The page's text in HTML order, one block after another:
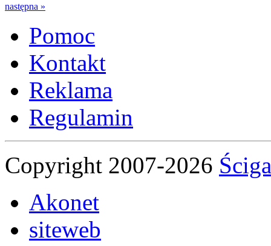
następna »
Pomoc
Kontakt
Reklama
Regulamin
Copyright 2007-2026
Akonet
siteweb